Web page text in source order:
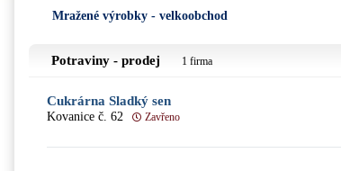
Mražené výrobky - velkoobchod
Potraviny - prodej 1 firma
Cukrárna Sladký sen
Kovanice č. 62 Zavřeno